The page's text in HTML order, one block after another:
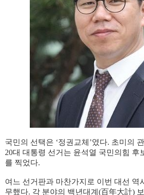
국민의 선택은 ‘정권교체’였다. 초미의
20대 대통령 선거는 윤석열 국민의힘 후
를 찍었다.
여느 선거판과 마찬가지로 이번 대선 역
무했다. 각 분야의 백년대계(百年大計)